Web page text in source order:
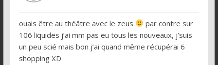
ouais être au théâtre avec le zeus
par contre sur
106 liquides j’ai mm pas eu tous les nouveaux, j’suis
un peu scié mais bon j’ai quand même récupérai 6
shopping XD